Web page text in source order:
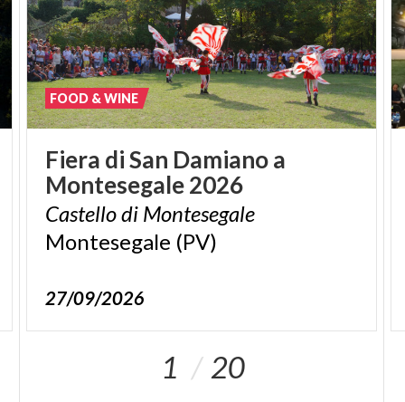
Fiera diSan Damianoa
Montesegale2026
Castellodi Montesegale
Montesegale (PV)
27/09/2026
FOOD & WINE
1 20